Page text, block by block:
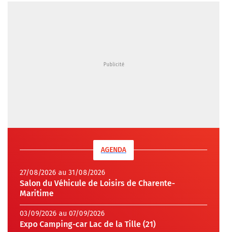
AGENDA
27/08/2026 au 31/08/2026
Salon du Véhicule de Loisirs de Charente-
Maritime
03/09/2026 au 07/09/2026
Expo Camping-car Lac de la Tille (21)